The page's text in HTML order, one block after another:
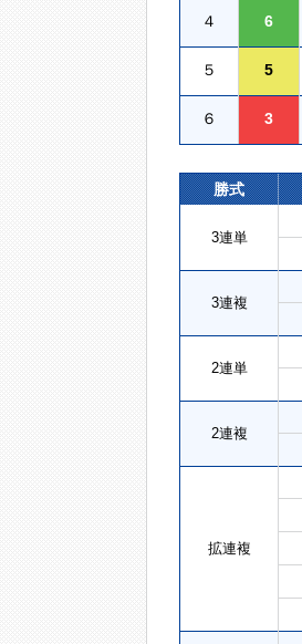
４ 6
５ 5
６ 3
勝式
3連単
3連複
2連単
2連複
拡連複